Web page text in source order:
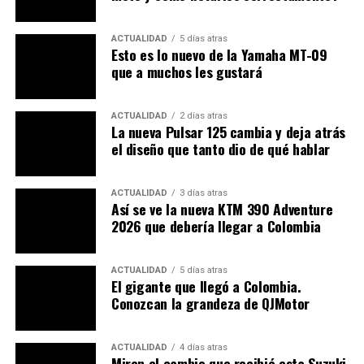
diversos polímeros,polvos compuestos
sintéticos, también han desarrollados en sus
laboratorios algunos materiales que están patentados
de precisión CNC de 5 ejes usando los metales más
nobles y preciosos. (También puede ver la nueva Bajaj
ACTUALIDAD 5 días atras
Esto es lo nuevo de la Yamaha MT-09
que a muchos les gustará
ACTUALIDAD 2 días atras
La nueva Pulsar 125 cambia y deja atrás
el diseño que tanto dio de qué hablar
ACTUALIDAD 3 días atras
Así se ve la nueva KTM 390 Adventure
2026 que debería llegar a Colombia
ACTUALIDAD 5 días atras
El gigante que llegó a Colombia.
Conozcan la grandeza de QJMotor
ACTUALIDAD 4 días atras